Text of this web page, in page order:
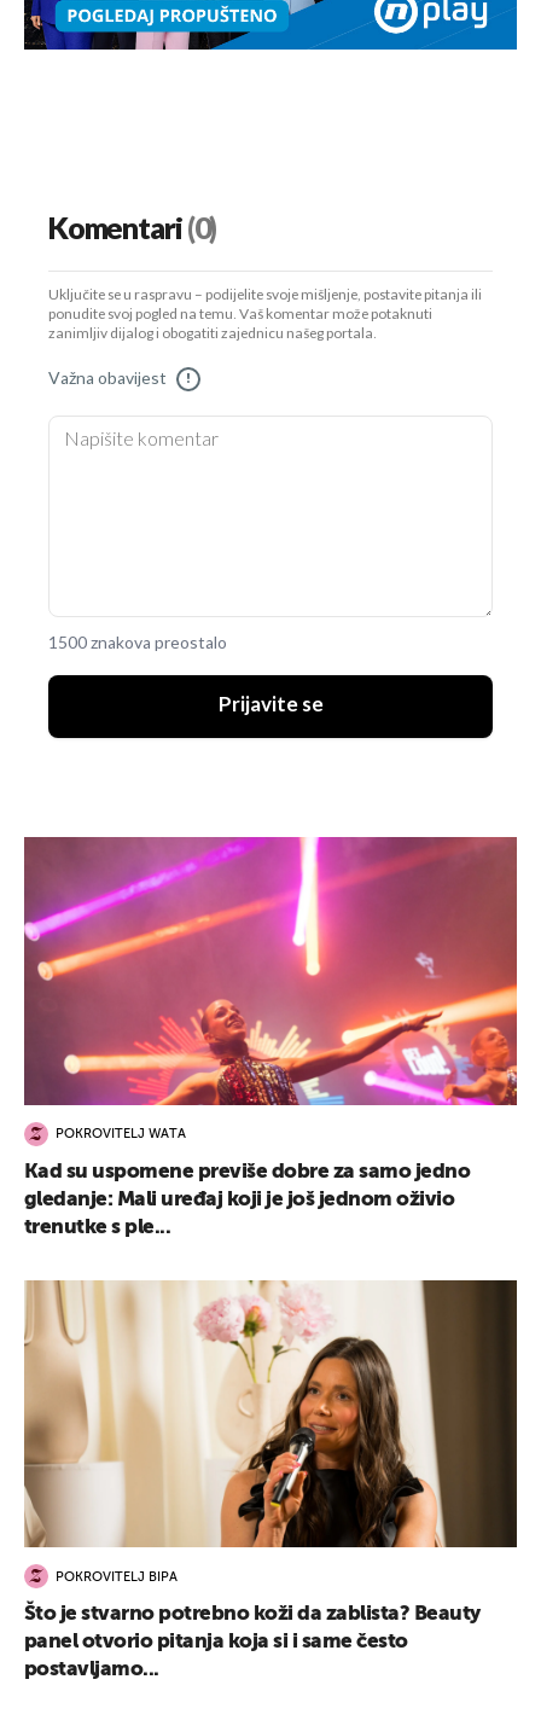
Komentari(0)
Uključite se u raspravu – podijelite svoje mišljenje, postavite pitanja ili
ponudite svoj pogled na temu. Vaš komentar može potaknuti
zanimljiv dijalog i obogatiti zajednicu našeg portala.
Važna obavijest !
1500 znakova preostalo
Prijavite se
POKROVITELJ WATA
Kad su uspomene previše dobre za samo jedno
gledanje: Mali uređaj koji je još jednom oživio
trenutke s ple...
POKROVITELJ BIPA
Što je stvarno potrebno koži da zablista? Beauty
panel otvorio pitanja koja si i same često
postavljamo...